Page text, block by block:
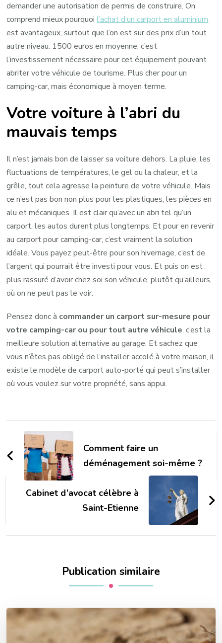
demander une autorisation de permis de construire. On
comprend mieux pourquoil’achat d’un carport en aluminium
est avantageux, surtout que l’on est sur des prix d’un tout
autre niveau. 1500 euros en moyenne, c’est
l’investissement nécessaire pour cet équipement pouvant
abriter votre véhicule de tourisme. Plus cher pour un
camping-car, mais économique à moyen terme.
Votre voiture à l’abri du
mauvais temps
Il n’est jamais bon de laisser sa voiture dehors. La pluie, les
fluctuations de températures, le gel ou la chaleur, et la
grêle, tout cela agresse la peinture de votre véhicule. Mais
ce n’est pas bon non plus pour les plastiques, les pièces en
alu et mécaniques. Il est clair qu’avec un abri tel qu’un
carport, les autos durent plus longtemps. Et pour en revenir
au carport pour camping-car, c’est vraiment la solution
idéale. Vous payez peut-être pour son hivernage, c’est de
l’argent qui pourrait être investi pour vous. Et puis on est
plus rassuré d’avoir chez soi son véhicule, plutôt qu’ailleurs,
où on ne peut pas le voir.
Pensez donc à commander un carport sur-mesure pour
votre camping-car ou pour tout autre véhicule, c’est la
meilleure solution alternative au garage. Et sachez que
vous n’êtes pas obligé de l’installer accolé à votre maison, il
existe le modèle de carport auto-porté qui peut s’installer
où vous voulez sur votre propriété, sans appui.
Navigation
d'article
Comment faire un
déménagement soi-même ?
Cabinet d’avocat célèbre à
Saint-Etienne
Publication similaire